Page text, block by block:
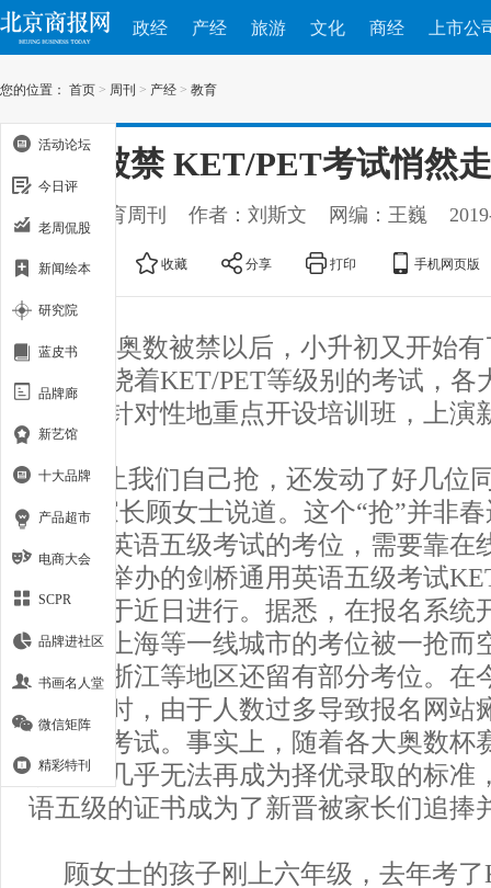
政经 产经 旅游 文化 商经 上市公
您的位置： 首页 > 周刊 > 产经 > 教育
奥数被禁 KET/PET考试悄然
出处：教育周刊 作者：刘斯文 网编：王巍
大 中 收藏 分享 打印 手机网页版
自从奥数被禁以后，小升初又开始
悉，围绕着KET/PET等级别的考试，各
开始有针对性地重点开设培训班，上演
“不止我们自己抢，还发动了好几位
抢”，家长顾女士说道。这个“抢”并非
桥通用英语五级考试的考位，需要靠在
于12月举办的剑桥通用英语五级考试
名工作于近日进行。据悉，在报名系统
北京、上海等一线城市的考位被一抢而
江苏及浙江等地区还留有部分考位。在
的考试时，由于人数过多导致报名网站
12月的考试。事实上，随着各大奥数杯
学科目几乎无法再成为择优录取的标准
语五级的证书成为了新晋被家长们追捧
顾女士的孩子刚上六年级，去年考
活动论坛
今日评
老周侃股
新闻绘本
研究院
蓝皮书
品牌廊
新艺馆
十大品牌
产品超市
电商大会
SCPR
品牌进社区
书画名人堂
微信矩阵
精彩特刊